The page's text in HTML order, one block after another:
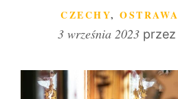
KATEGORIE
CZECHY, OSTRAWA
3 września 2023 przez